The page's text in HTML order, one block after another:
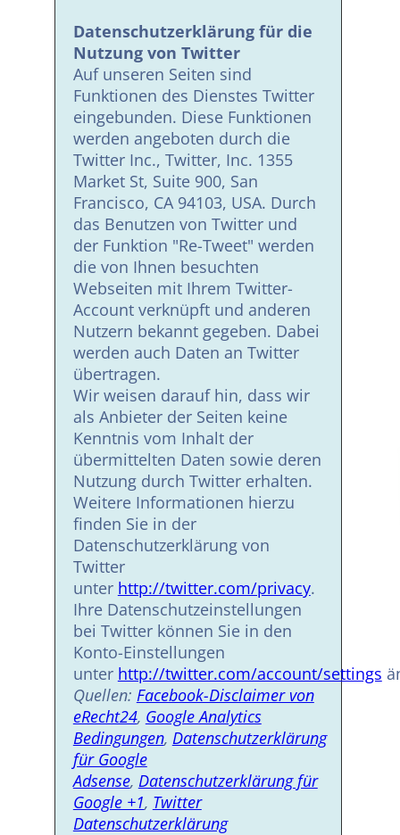
Datenschutzerklärung für die
Nutzung von Twitter
Auf unseren Seiten sind
Funktionen des Dienstes Twitter
eingebunden. Diese Funktionen
werden angeboten durch die
Twitter Inc., Twitter, Inc. 1355
Market St, Suite 900, San
Francisco, CA 94103, USA. Durch
das Benutzen von Twitter und
der Funktion "Re-Tweet" werden
die von Ihnen besuchten
Webseiten mit Ihrem Twitter-
Account verknüpft und anderen
Nutzern bekannt gegeben. Dabei
werden auch Daten an Twitter
übertragen.
Wir weisen darauf hin, dass wir
als Anbieter der Seiten keine
Kenntnis vom Inhalt der
übermittelten Daten sowie deren
Nutzung durch Twitter erhalten.
Weitere Informationen hierzu
finden Sie in der
Datenschutzerklärung von
Twitter
unter http://twitter.com/privacy.
Ihre Datenschutzeinstellungen
bei Twitter können Sie in den
Konto-Einstellungen
unter http://twitter.com/account/settings
Quellen: Facebook-Disclaimer von
eRecht24, Google Analytics
Bedingungen, Datenschutzerklärung
für Google
Adsense, Datenschutzerklärung für
Google +1, Twitter
Datenschutzerklärung